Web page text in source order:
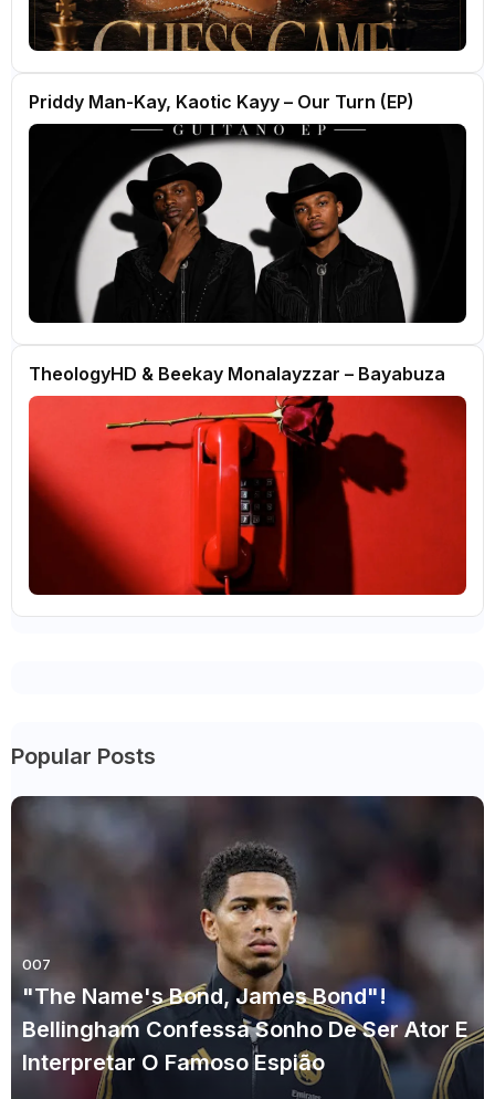
Priddy Man-Kay, Kaotic Kayy – Our Turn (EP)
TheologyHD & Beekay Monalayzzar – Bayabuza
Popular Posts
007
"The Name's Bond, James Bond"!
Bellingham Confessa Sonho De Ser Ator E
Interpretar O Famoso Espião